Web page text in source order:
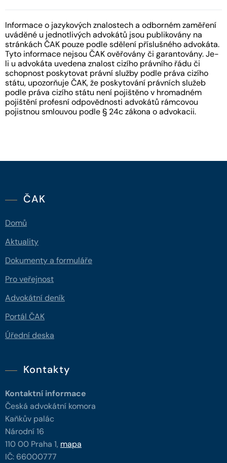
Informace o jazykových znalostech a odborném zaměření
uváděné u jednotlivých advokátů jsou publikovány na
stránkách ČAK pouze podle sdělení příslušného advokáta.
Tyto informace nejsou ČAK ověřovány či garantovány. Je-
li u advokáta uvedena znalost cizího právního řádu či
schopnost poskytovat právní služby podle práva cizího
státu, upozorňuje ČAK, že poskytování právních služeb
podle práva cizího státu není pojištěno v hromadném
pojištění profesní odpovědnosti advokátů rámcovou
pojistnou smlouvou podle § 24c zákona o advokacii.
ČAK
Domů
Aktuality
Dokumenty a formuláře
Pro veřejnost
Advokátní deník
Portál ČAK
Úřední deska
Kontakty
Kontaktní informace
Česká advokátní komora
Kaňkův palác
Národní 16
110 00 Praha 1, mapa
IČ: 66000777